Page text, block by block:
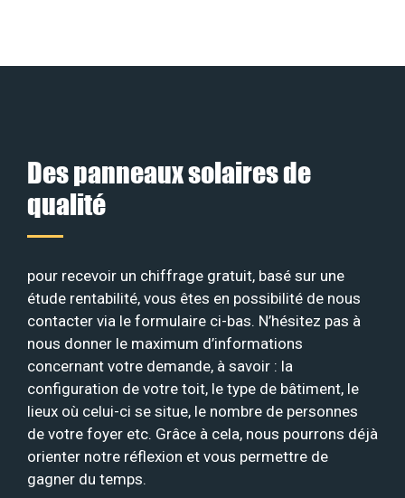
Des panneaux solaires de
qualité
pour recevoir un chiffrage gratuit, basé sur une
étude rentabilité, vous êtes en possibilité de nous
contacter via le formulaire ci-bas. N’hésitez pas à
nous donner le maximum d’informations
concernant votre demande, à savoir : la
configuration de votre toit, le type de bâtiment, le
lieux où celui-ci se situe, le nombre de personnes
de votre foyer etc. Grâce à cela, nous pourrons déjà
orienter notre réflexion et vous permettre de
gagner du temps.